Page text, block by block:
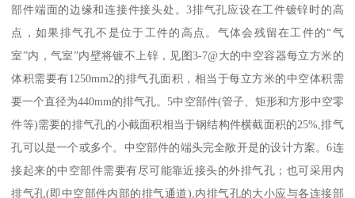
部件端面的边缘和连接件接头处。3排气孔应设在工件镀锌时的高
点，如果排气孔不是位于工件的高点。气体会残留在工件的“气
室”内，气室”内壁将镀不上锌，见图3-7@大的中空容器每立方米的
体积需要有1250mm2的排气孔面积，相当于每立方米的中空体积需
要一个直径为440mm的排气孔。5中空部件(管子、矩形和方形中空零
件等)需要的排气孔的小截面积相当于钢结构件横截面积的25%,排气
孔可以是一个或多个。中空部件的端头完全敞开是的设计方案。6连
接起来的中空部件需要有尽可能靠近接头的外排气孔；也可采用内
排气孔(即中空部件内部的排气通道),内排气孔的大小应与各连接部